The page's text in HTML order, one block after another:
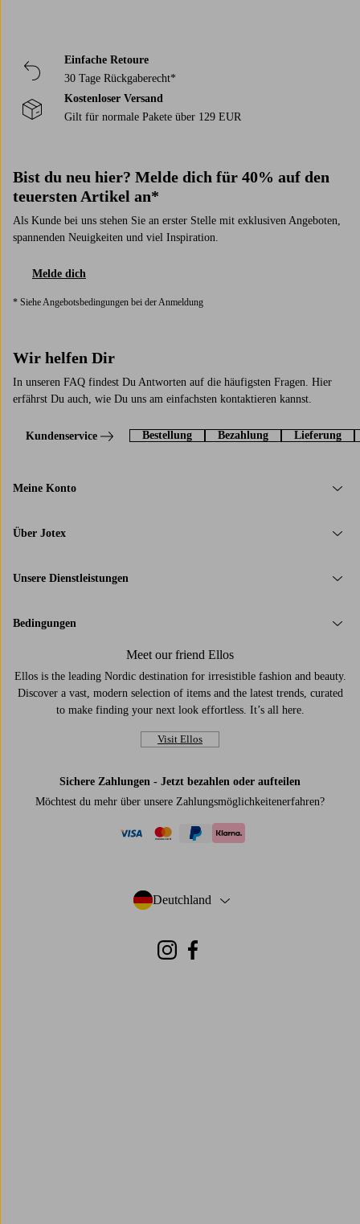
Einfache Retoure
30 Tage Rückgaberecht*
Kostenloser Versand
Gilt für normale Pakete über 129 EUR
Bist du neu hier? Melde dich für 40% auf den
teuersten Artikel an*
Als Kunde bei uns stehen Sie an erster Stelle mit exklusiven Angeboten,
spannenden Neuigkeiten und viel Inspiration.
Melde dich
* Siehe Angebotsbedingungen bei der Anmeldung
Wir helfen Dir
In unseren FAQ findest Du Antworten auf die häufigsten Fragen. Hier
erfährst Du auch, wie Du uns am einfachsten kontaktieren kannst.
Kundenservice Bestellung Bezahlung Lieferung
Meine Konto
Über Jotex
Unsere Dienstleistungen
Bedingungen
Meet our friend Ellos
Ellos is the leading Nordic destination for irresistible fashion and beauty.
Discover a vast, modern selection of items and the latest trends, curated
to make finding your next look effortless. It’s all here.
Visit Ellos
Sichere Zahlungen - Jetzt bezahlen oder aufteilen
Möchtest du mehr über unsere Zahlungsmöglichkeitenerfahren?
Deutchland
- Land auswählen